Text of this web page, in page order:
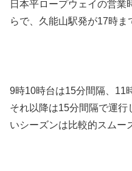
日本平ロープウェイの営業
らで、久能山駅発が17時ま
9時10時台は15分間隔、11
それ以降は15分間隔で運
いシーズンは比較的スムー